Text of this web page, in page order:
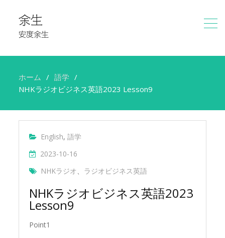
余生
安度余生
ホーム
語学
NHKラジオビジネス英語2023 Lesson9
English,語学
2023-10-16
NHKラジオ、 ラジオビジネス英語
NHKラジオビジネス英語2023
Lesson9
Point1